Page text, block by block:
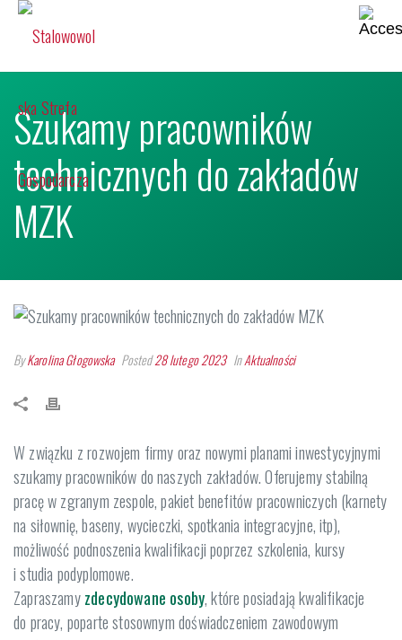
Szukamy pracowników
technicznych do zakładów
MZK
ByKarolina Głogowska Posted28 lutego 2023 InAktualności
W związku z rozwojem firmy oraz nowymi planami inwestycyjnymi
szukamy pracowników do naszych zakładów. Oferujemy stabilną
pracę w zgranym zespole, pakiet benefitów pracowniczych (karnety
na siłownię, baseny, wycieczki, spotkania integracyjne, itp),
możliwość podnoszenia kwalifikacji poprzez szkolenia, kursy
i studia podyplomowe.
Zapraszamyzdecydowane osoby, które posiadają kwalifikacje
do pracy, poparte stosownym doświadczeniem zawodowym